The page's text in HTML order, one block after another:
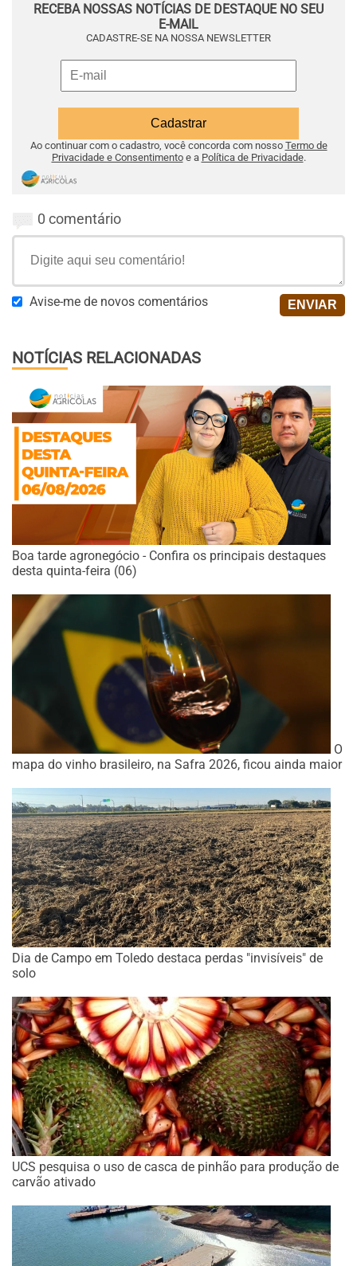
RECEBA NOSSAS NOTÍCIAS DE DESTAQUE NO SEU
E-MAIL
CADASTRE-SE NA NOSSA NEWSLETTER
Ao continuar com o cadastro, você concorda com nosso Termo de
Privacidade e Consentimentoe a Política de Privacidade.
0 comentário
Avise-me de novos comentários
NOTÍCIAS RELACIONADAS
Boa tarde agronegócio - Confira os principais destaques
desta quinta-feira (06)
O
mapa do vinho brasileiro, na Safra 2026, ficou ainda maior
Dia de Campo em Toledo destaca perdas "invisíveis" de
solo
UCS pesquisa o uso de casca de pinhão para produção de
carvão ativado